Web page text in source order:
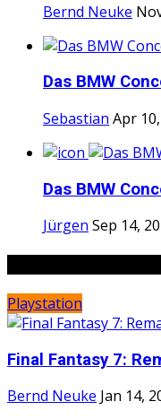
Bernd Neuke
Das BMW
Sebastian Apr
Das BMW
Jürgen Sep 14,
Playstation
Final Fantasy 7:
Bernd Neuke Jan 14,